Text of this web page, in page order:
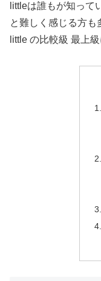
littleは誰もが知って
と難しく感じる方も
little の比較級 最上